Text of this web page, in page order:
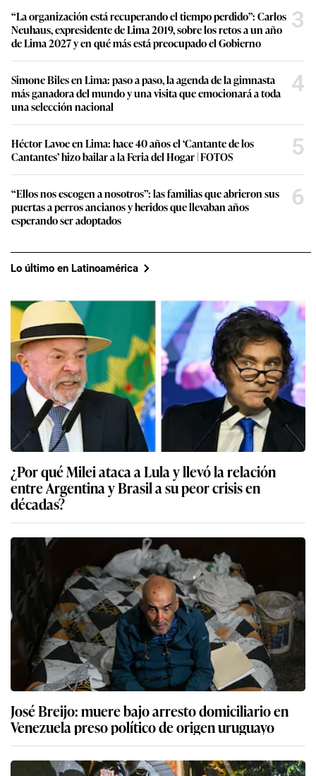
“La organización está recuperando el tiempo perdido”: Carlos
Neuhaus, expresidente de Lima 2019, sobre los retos a un año
de Lima 2027 y en qué más está preocupado el Gobierno
3
Simone Biles en Lima: paso a paso, la agenda de la gimnasta
más ganadora del mundo y una visita que emocionará a toda
una selección nacional
4
Héctor Lavoe en Lima: hace 40 años el ‘Cantante de los
Cantantes’ hizo bailar a la Feria del Hogar | FOTOS
5
“Ellos nos escogen a nosotros”: las familias que abrieron sus
puertas a perros ancianos y heridos que llevaban años
esperando ser adoptados
6
Lo último en Latinoamérica
¿Por qué Milei ataca a Lula y llevó la relación
entre Argentina y Brasil a su peor crisis en
décadas?
José Breijo: muere bajo arresto domiciliario en
Venezuela preso político de origen uruguayo